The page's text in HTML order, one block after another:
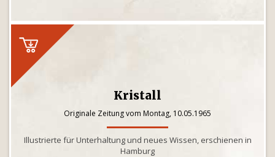
Kristall
Originale Zeitung vom Montag, 10.05.1965
Illustrierte für Unterhaltung und neues Wissen, erschienen in
Hamburg